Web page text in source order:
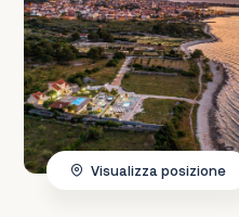
Visualizza posizione